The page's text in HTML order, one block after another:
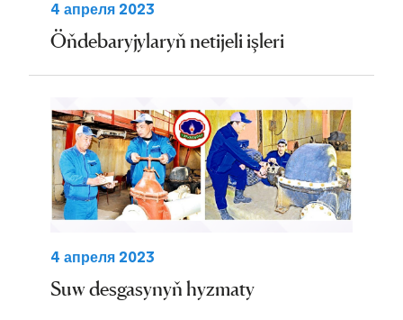
4 апреля 2023
Öňdebaryjylaryň netijeli işleri
4 апреля 2023
Suw desgasynyň hyzmaty